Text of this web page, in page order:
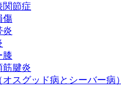
関節症
傷
炎
膝
筋腱炎
オスグッド病とシーバー病）